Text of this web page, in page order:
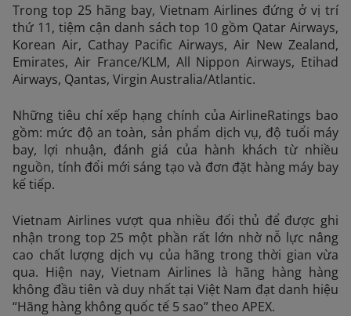
Trong top 25 hãng bay, Vietnam Airlines đứng ở vị trí
thứ 11, tiệm cận danh sách top 10 gồm Qatar Airways,
Korean Air, Cathay Pacific Airways, Air New Zealand,
Emirates, Air France/KLM, All Nippon Airways, Etihad
Airways, Qantas, Virgin Australia/Atlantic.
Những tiêu chí xếp hạng chính của AirlineRatings bao
gồm: mức độ an toàn, sản phẩm dịch vụ, độ tuổi máy
bay, lợi nhuận, đánh giá của hành khách từ nhiều
nguồn, tính đổi mới sáng tạo và đơn đặt hàng máy bay
kế tiếp.
Vietnam Airlines vượt qua nhiều đối thủ để được ghi
nhận trong top 25 một phần rất lớn nhờ nỗ lực nâng
cao chất lượng dịch vụ của hãng trong thời gian vừa
qua. Hiện nay, Vietnam Airlines là hãng hàng hàng
không đầu tiên và duy nhất tại Việt Nam đạt danh hiệu
“Hãng hàng không quốc tế 5 sao” theo APEX.